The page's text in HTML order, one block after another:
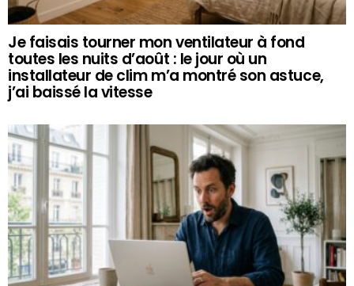
Je faisais tourner mon ventilateur à fond
toutes les nuits d’août : le jour où un
installateur de clim m’a montré son astuce,
j’ai baissé la vitesse